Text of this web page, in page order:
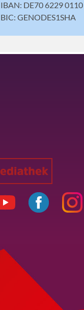
IBAN: DE70 6229
BIC: GENODES1SHA